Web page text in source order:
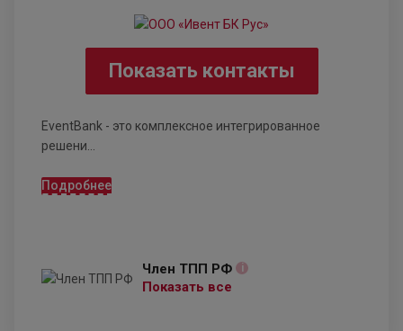
Показать контакты
EventBank - это комплексное интегрированное
решени...
Подробнее
Член ТПП РФ i
Показать все